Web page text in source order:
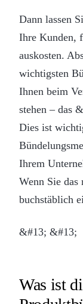
Dann lassen
Ihre Kunden,
auskosten.
wichtigsten
Ihnen beim
stehen – das
Dies ist
Ihrem
Wenn Sie
buchstäblich
&#13; &#13;
Was ist